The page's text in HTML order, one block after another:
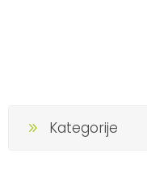
Kategorije